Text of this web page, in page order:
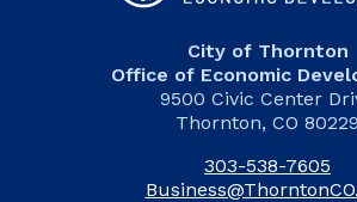
City of Thornton
Office of Economic
9500 Civic Center
Thornton, CO 80229
303-538-7605